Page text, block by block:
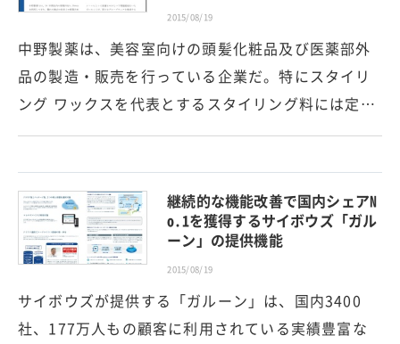
2015/08/19
中野製薬は、美容室向けの頭髪化粧品及び医薬部外
品の製造・販売を行っている企業だ。特にスタイリ
ング ワックスを代表とするスタイリング料には定…
継続的な機能改善で国内シェアN
o.1を獲得するサイボウズ「ガル
ーン」の提供機能
2015/08/19
サイボウズが提供する「ガルーン」は、国内3400
社、177万人もの顧客に利用されている実績豊富な